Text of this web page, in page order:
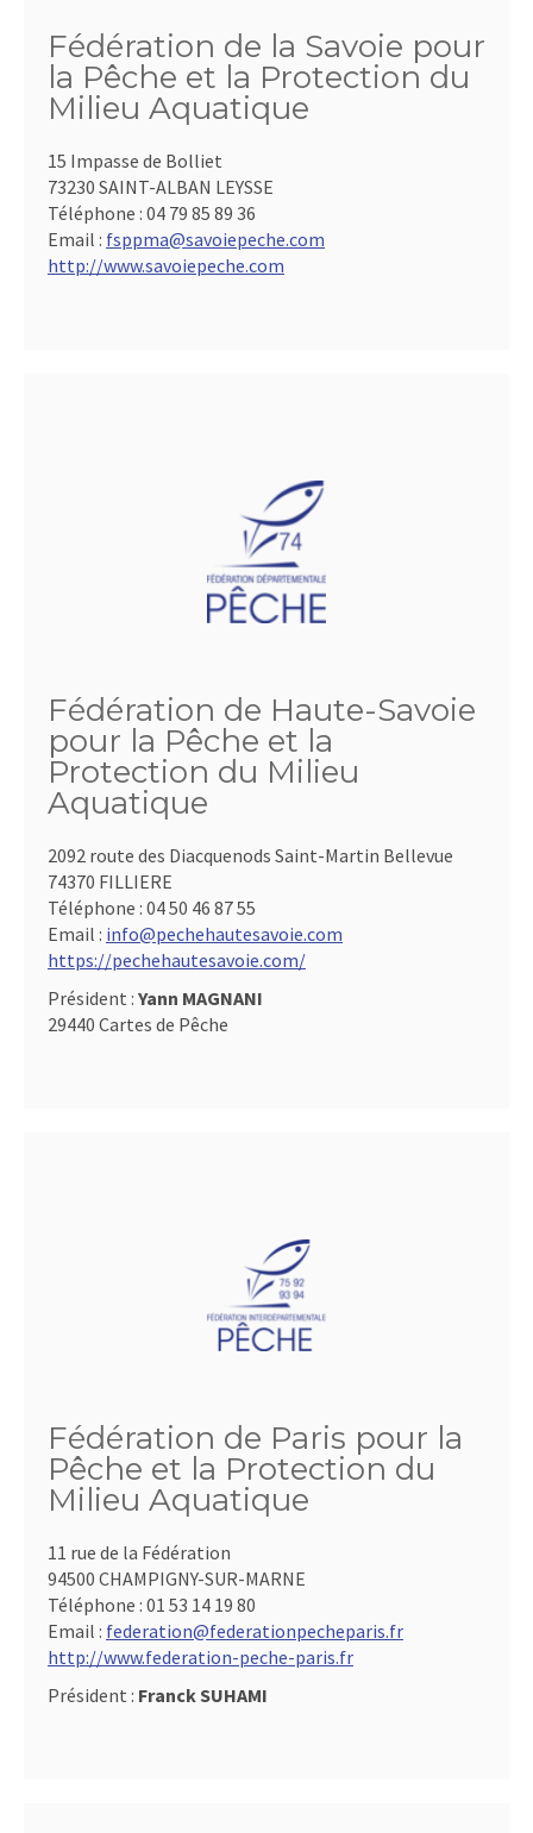
Fédération de la Savoie pour
la Pêche et la Protection du
Milieu Aquatique
15 Impasse de Bolliet
73230 SAINT-ALBAN LEYSSE
Téléphone : 04 79 85 89 36
Email : fsppma@savoiepeche.com
http://www.savoiepeche.com
Fédération de Haute-Savoie
pour la Pêche et la
Protection du Milieu
Aquatique
2092 route des Diacquenods Saint-Martin Bellevue
74370 FILLIERE
Téléphone : 04 50 46 87 55
Email : info@pechehautesavoie.com
https://pechehautesavoie.com/
Président : Yann MAGNANI
29440 Cartes de Pêche
Fédération de Paris pour la
Pêche et la Protection du
Milieu Aquatique
11 rue de la Fédération
94500 CHAMPIGNY-SUR-MARNE
Téléphone : 01 53 14 19 80
Email : federation@federationpecheparis.fr
http://www.federation-peche-paris.fr
Président : Franck SUHAMI